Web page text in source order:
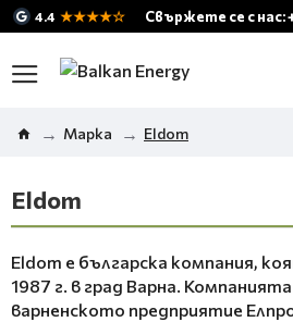
4.4 ★★★★☆ Свържете се с нас:
Марка Eldom
Eldom
Eldom е българска компания,
1987 г. в град Варна.
варненското предприятие